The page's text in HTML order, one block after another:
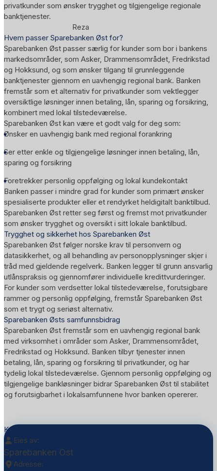
privatkunder som ønsker trygghet og tilgjengelige regionale
banktjenester.
Reza
Hvem passer Sparebanken Øst for?
Sparebanken Øst passer særlig for kunder som bor i bankens
markedsområder, som Asker, Drammensområdet, Fredrikstad
og Hokksund, og som ønsker tilgang til grunnleggende
banktjenester gjennom en uavhengig regional bank. Banken
fremstår som et alternativ for privatkunder som vektlegger
oversiktlige løsninger innen betaling, lån, sparing og forsikring,
kombinert med lokal tilstedeværelse.
Sparebanken Øst kan være et godt valg for deg som:
Ønsker en uavhengig bank med regional forankring
Ser etter enkle og tilgjengelige løsninger innen betaling, lån,
sparing og forsikring
Foretrekker personlig oppfølging og lokal kundekontakt
Banken passer i mindre grad for kunder som primært ønsker
spesialiserte produkter eller et rendyrket heldigitalt banktilbud.
Sparebanken Øst retter seg først og fremst mot privatkunder
som ønsker trygghet og oversikt i sitt lokale banktilbud.
Trygghet og sikkerhet hos Sparebanken Øst
Sparebanken Øst følger norske krav til personvern og
datasikkerhet, og all behandling av personopplysninger skjer i
tråd med gjeldende regelverk. Banken legger til grunn ansvarlig
utlånspraksis og gjennomfører individuelle kredittvurderinger.
For kunder som verdsetter lokal tilstedeværelse, forutsigbare
rammer og personlig oppfølging, fremstår Sparebanken Øst
som et trygt og seriøst alternativ.
Sparebanken Østs samfunnsbidrag
Sparebanken Øst fremstår som en uavhengig regional bank
med virksomhet i områder som Asker, Drammensområdet,
Fredrikstad og Hokksund. Banken tilbyr tjenester innen
betaling, lån, sparing og forsikring til privatkunder, og har
tydelig lokal tilstedeværelse. Gjennom personlig oppfølging og
tilgjengelige bankløsninger bidrar Sparebanken Øst til stabilitet
og forutsigbarhet i lokalsamfunnene hvor banken opererer.
Kontakt Sparebanken Ost
Eies av:
Sparebanken Ost
Adresse: